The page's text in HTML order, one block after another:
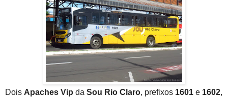
Dois Apaches Vip da Sou Rio Claro, prefixos 1601 e 1602,